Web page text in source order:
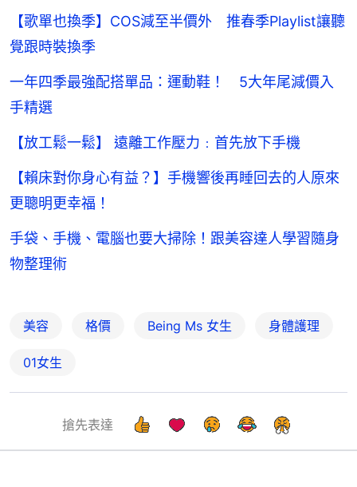
【歌單也換季】COS減至半價外 推春季Playlist讓聽
覺跟時裝換季
一年四季最強配搭單品：運動鞋！ 5大年尾減價入
手精選
【放工鬆一鬆】 遠離工作壓力﹕首先放下手機
【賴床對你身心有益？】手機響後再睡回去的人原來
更聰明更幸福！
手袋、手機、電腦也要大掃除！跟美容達人學習隨身
物整理術
美容 格價 Being Ms 女生 身體護理
01女生
搶先表達